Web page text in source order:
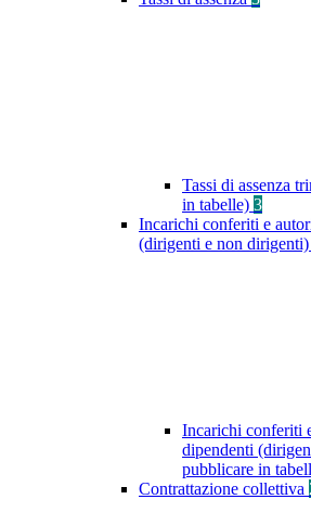
Tassi di assenza
in tabelle) 3
Incarichi conferiti e
(dirigenti e non dirigenti)
Incarichi conferiti
dipendenti
pubblicare in
Contrattazione collettiva